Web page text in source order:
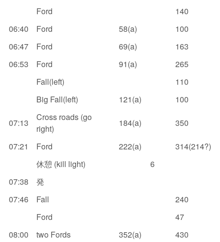
Ford
140
06:40
Ford 58(a)
100
06:47
Ford 69(a)
163
06:53
Ford 91(a)
265
Fall(left)
110
Big Fall(left)
121(a) 100
07:13
Cross roads (go
right)
184(a) 350
07:21 Ford 222(a)
314(214?)
休憩 (kill light)
6
07:38
発
07:46
Fall
240
Ford
47
08:00
two Fords 352(a) 430